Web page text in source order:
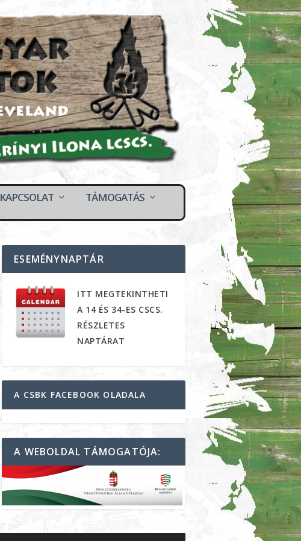
KAPCSOLAT TÁMOGATÁS
ESEMÉNYNAPTÁR
ITT MEGTEKINTHETI
A 14 ÉS 34-ES CSCS.
RÉSZLETES
NAPTÁRAT
A CSBK FACEBOOK OLADALA
A WEBOLDAL TÁMOGATÓJA: